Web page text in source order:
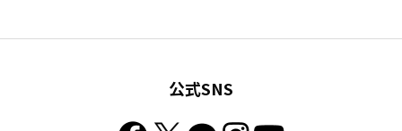
公式SNS